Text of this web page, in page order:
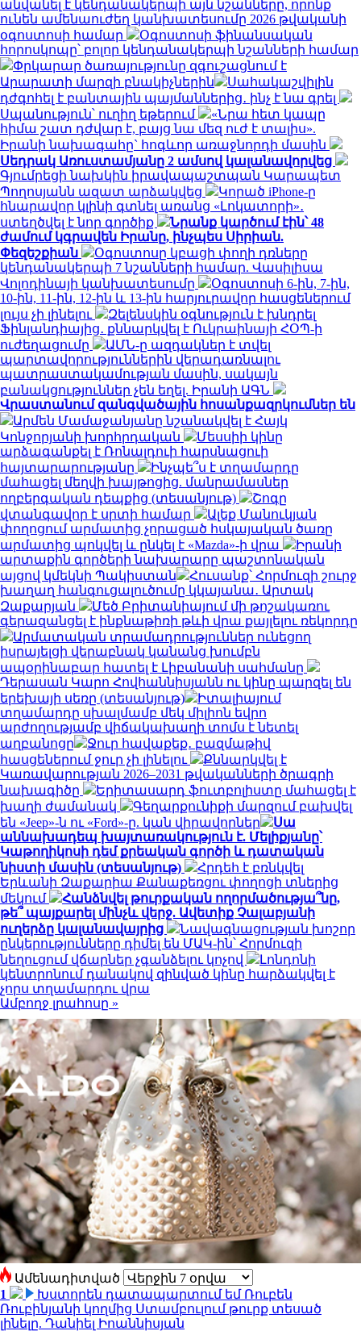
անվանել է կենդանակերպի այն նշանները, որոնք
ունեն ամենաուժեղ կանխատեսումը 2026 թվականի
օգոստոսի համար
Օգոստոսի ֆինանսական
հորոսկոպը՝ բոլոր կենդանակերպի նշանների համար
Փրկարար ծառայությունը զգուշացնում է
Արարատի մարզի բնակիչներին
Սահակաշվիլին
դժգոհել է բանտային պայմաններից․ ինչ է նա գրել
Սպանություն՝ ուղիղ եթերում
«Նրա հետ կապը
հիմա շատ դժվար է, բայց նա մեզ ուժ է տալիս».
Իրանի նախագահը` հոգևոր առաջնորդի մասին
Սեդրակ Առուստամյանը 2 ամսով կալանավորվեց
Գյումրեցի նախկին իրավապաշտպան Կարապետ
Պողոսյանն ազատ արձակվեց
Կորած iPhone-ը
հնարավոր կլինի գտնել առանց «Լոկատորի»․
ստեղծվել է նոր գործիք
Նրանք կարծում էին՝ 48
ժամում կգրավեն Իրանը, ինչպես Սիրիան.
Փեզեշքիան
Օգոստոսը կբացի փողի դռները
կենդանակերպի 7 նշանների համար. Վասիլիսա
Վոլոդինայի կանխատեսումը
Օգոստոսի 6-ին, 7-ին,
10-ին, 11-ին, 12-ին և 13-ին հարյուրավոր հասցեներում
լույս չի լինելու
Զելենսկին օգնություն է խնդրել
Ֆինլանդիայից․ քննարկվել է Ուկրաինայի ՀՕՊ-ի
ուժեղացումը
ԱՄՆ-ը ազդակներ է տվել
պարտավորություններին վերադառնալու
պատրաստակամության մասին, սակայն
բանակցություններ չեն եղել. Իրանի ԱԳՆ
Վրաստանում զանգվածային հոսանքազրկումներ են
Արմեն Մամաջանյանը նշանակվել է Հայկ
Կոնջորյանի խորհրդական
Մեսսիի կինը
արձագանքել է Ռոնալդուի հարսնացուի
հայտարարությանը
Ինչպե՞ս է տղամարդը
մահացել մեղվի խայթոցից. մանրամասներ
ողբերգական դեպքից (տեսանյութ)
Շոգը
վտանգավոր է սրտի համար
Ալեք Մանուկյան
փողոցում արմատից չորացած հսկայական ծառը
արմատից պոկվել և ընկել է «Mazda»-ի վրա
Իրանի
արտաքին գործերի նախարարը պաշտոնական
այցով կմեկնի Պակիստան
Հուսանք՝ Հորմուզի շուրջ
խաղաղ հանգուցալուծումը կկայանա․ Արտակ
Զաքարյան
Մեծ Բրիտանիայում մի թոշակառու
գերազանցել է ինքնաթիռի թևի վրա քայլելու ռեկորդը
Արմատական տրամադրություններ ունեցող
իսրայելցի վերաբնակ կանանց խումբն
ապօրինաբար հատել է Լիբանանի սահմանը
Դերասան Կարո Հովհաննիսյանն ու կինը պարզել են
երեխայի սեռը (տեսանյութ)
Իտալիայում
տղամարդը սխալմամբ մեկ միլիոն եվրո
արժողությամբ վիճակախաղի տոմս է նետել
աղբանոցը
Ջուր հավաքեք․ բազմաթիվ
հասցեներում ջուր չի լինելու
Քննարկվել է
Կառավարության 2026–2031 թվականների ծրագրի
նախագիծը
Երիտասարդ ֆուտբոլիստը մահացել է
խաղի ժամանակ
Գեղարքունիքի մարզում բախվել
են «Jeep»-ն ու «Ford»-ը. կան վիրավորներ
Սա
աննախադեպ խայտառակություն է. Մելիքյանը՝
Կաթողիկոսի դեմ քրեական գործի և դատական
նիստի մասին (տեսանյութ)
Հրդեհ է բռնկվել
Երևանի Զաքարիա Քանաքեռցու փողոցի տներից
մեկում
Հանձնվել թուրքական ողորմածությա՞նը,
թե՞ պայքարել մինչև վերջ. Ավետիք Չալաբյանի
ուղերձը կալանավայրից
Նավագնացության խոշոր
ընկերությունները դիմել են ՄԱԿ-ին՝ Հորմուզի
նեղուցում վճարներ չգանձելու կոչով
Լոնդոնի
կենտրոնում դանակով զինված կինը հարձակվել է
չորս տղամարդու վրա
Ամբողջ լրահոսը »
Ամենադիտված
1
Խստորեն դատապարտում եմ Ռուբեն
Ռուբինյանի կողմից Ստամբուլում թուրք տեսած
լինելը. Դանիել Իոաննիսյան